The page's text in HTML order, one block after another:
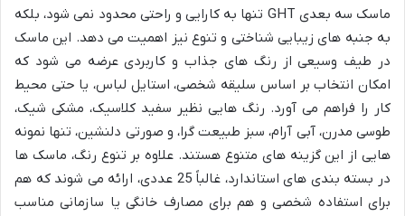
ماسک سه بعدی GHT تنها به کارایی و راحتی محدود نمی شود، بلکه
به جنبه های زیبایی شناختی و تنوع نیز اهمیت می دهد. این ماسک
در طیف وسیعی از رنگ های جذاب و کاربردی عرضه می شود که
امکان انتخاب بر اساس سلیقه شخصی، استایل لباس، یا حتی محیط
کار را فراهم می آورد. رنگ هایی نظیر سفید کلاسیک، مشکی شیک،
طوسی مدرن، آبی آرام، سبز طبیعت گرا، و صورتی دلنشین، تنها نمونه
هایی از این گزینه های متنوع هستند. علاوه بر تنوع رنگ، ماسک ها
در بسته بندی های استاندارد، غالباً 25 عددی، ارائه می شوند که هم
برای استفاده شخصی و هم برای مصارف خانگی یا سازمانی مناسب